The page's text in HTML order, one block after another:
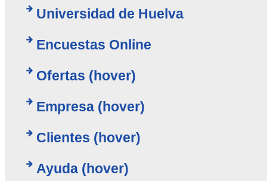
Universidad de Huelva
Encuestas Online
Ofertas (hover)
Empresa (hover)
Clientes (hover)
Ayuda (hover)